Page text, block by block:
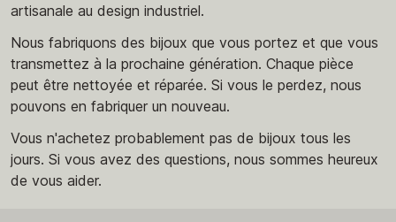
artisanale au design industriel.
Nous fabriquons des bijoux que vous portez et que vous
transmettez à la prochaine génération. Chaque pièce
peut être nettoyée et réparée. Si vous le perdez, nous
pouvons en fabriquer un nouveau.
Vous n'achetez probablement pas de bijoux tous les
jours. Si vous avez des questions, nous sommes heureux
de vous aider.